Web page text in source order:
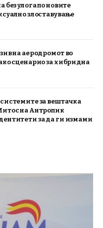
без улога по новите
злоставување
на аеродромот во
сценарио за хибридна
за вештачка
на Антропик
за да ги измами